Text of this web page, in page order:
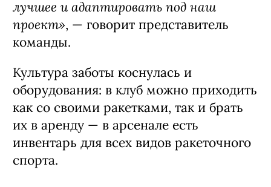
Особое внимание получит
многофункциональное фойе — в
дополнительных корта для сквоша в
панорамном исполнении. Они
сохранят завораживающий вид на
город и будут максимально
интересными для зрителей.«Мы
ориентировались на лучшие практики